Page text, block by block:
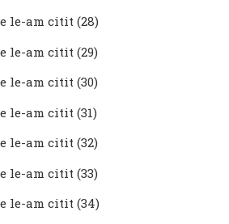
le-am citit (28)
le-am citit (29)
le-am citit (30)
le-am citit (31)
le-am citit (32)
le-am citit (33)
le-am citit (34)